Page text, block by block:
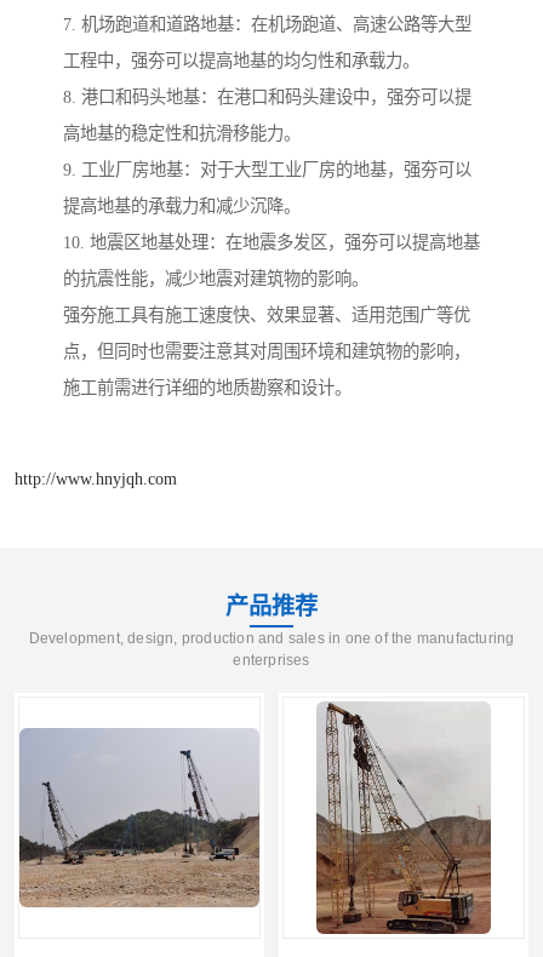
7. 机场跑道和道路地基：在机场跑道、高速公路等大型
工程中，强夯可以提高地基的均匀性和承载力。
8. 港口和码头地基：在港口和码头建设中，强夯可以提
高地基的稳定性和抗滑移能力。
9. 工业厂房地基：对于大型工业厂房的地基，强夯可以
提高地基的承载力和减少沉降。
10. 地震区地基处理：在地震多发区，强夯可以提高地基
的抗震性能，减少地震对建筑物的影响。
强夯施工具有施工速度快、效果显著、适用范围广等优
点，但同时也需要注意其对周围环境和建筑物的影响，
施工前需进行详细的地质勘察和设计。
http://www.hnyjqh.com
产品推荐
Development, design, production and sales in one of the manufacturing
enterprises